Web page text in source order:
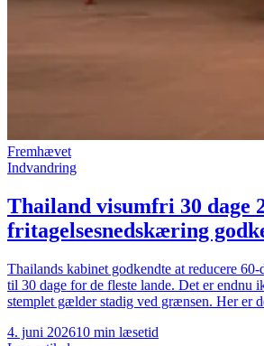
Fremhævet
Indvandring
Thailand visumfri 30 dage
fritagelsesnedskæring
Thailands kabinet godkendte at reducere 60-
til 30 dage for de fleste lande. Det er endnu
stemplet gælder stadig ved grænsen. Her er
4. juni 202610 min læsetid